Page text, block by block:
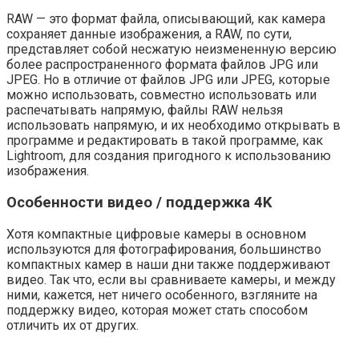
RAW — это формат файла, описывающий, как камера
сохраняет данные изображения, а RAW, по сути,
представляет собой несжатую неизмененную версию
более распространенного формата файлов JPG или
JPEG. Но в отличие от файлов JPG или JPEG, которые
можно использовать, совместно использовать или
распечатывать напрямую, файлы RAW нельзя
использовать напрямую, и их необходимо открывать в
программе и редактировать в такой программе, как
Lightroom, для создания пригодного к использованию
изображения.
Особенности видео / поддержка 4K
Хотя компактные цифровые камеры в основном
используются для фотографирования, большинство
компактных камер в наши дни также поддерживают
видео. Так что, если вы сравниваете камеры, и между
ними, кажется, нет ничего особенного, взгляните на
поддержку видео, которая может стать способом
отличить их от других.